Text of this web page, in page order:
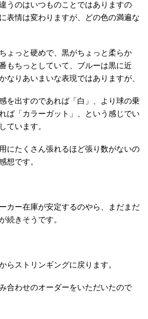
うのはいつものことではありますの
表情は変わりますが、どの色の満遍な
ょっと硬めで、黒がちょっと柔らか
もちっとしていて、ブルーは黒に近
なりあいまいな表現ではありますが、
を出すのであれば「白」、より球の乗
ば「カラーガット」、という感じでい
ています。
にたくさん張れるほど張り数がないの
想です。
カー在庫が安定するのやら、まだまだ
続きそうです。
らストリンギングに戻ります。
合わせのオーダーをいただいたので